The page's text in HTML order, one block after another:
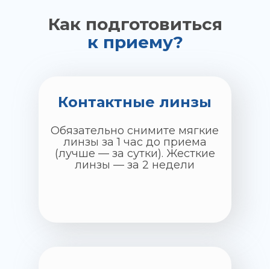
Как подготовиться
к приему?
Контактные линзы
Обязательно снимите мягкие
линзы за 1 час до приема
(лучше — за сутки). Жесткие
линзы — за 2 недели